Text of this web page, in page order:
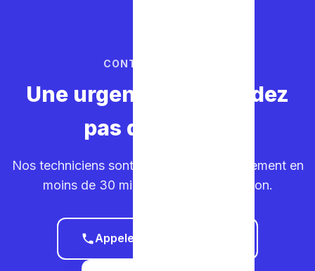
CONTACTEZ-NOUS
Une urgence ? Ne perdez
pas de temps.
Nos techniciens sont sur la route. Déplacement en
moins de 30 minutes dans votre région.
Appeler le 0465 68 51 58